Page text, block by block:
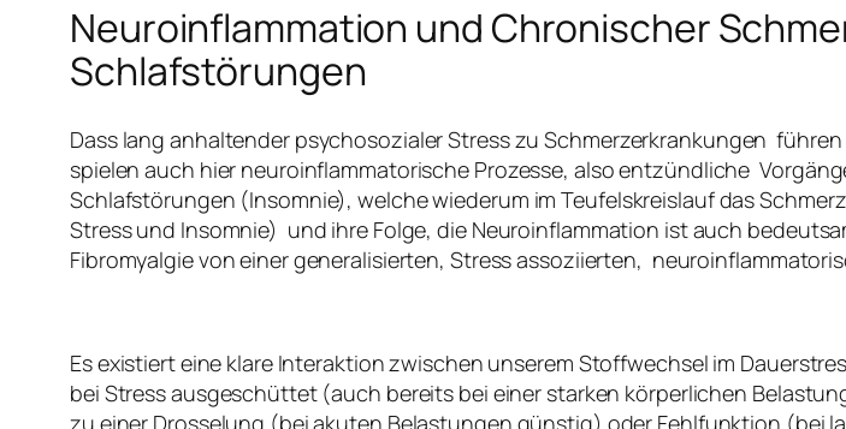
Neuroinflammation und Chronischer
Schlafstörungen
Dass lang anhaltender psychosozialer Stress zu Schmerzerkrankungen
spielen auch hier neuroinflammatorische Prozesse, also entzündliche
Schlafstörungen (Insomnie), welche wiederum im Teufelskreislauf das
Stress und Insomnie) und ihre Folge, die Neuroinflammation ist auch
Fibromyalgie von einer generalisierten, Stress assoziierten,
Es existiert eine klare Interaktion zwischen unserem Stoffwechsel im
bei Stress ausgeschüttet (auch bereits bei einer starken körperlichen
zu einer Drosselung (bei akuten Belastungen günstig) oder Fehlfunktion (bei